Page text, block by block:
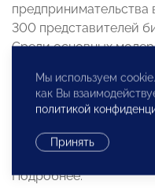
предпринимательства
300 представителей
Среди основных
предпринимателей
Золотого кольца
специалисты - не
Подробнее:
Мы используем
как Вы
политикой
Принять